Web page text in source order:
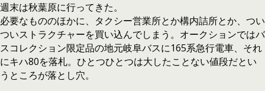
週末は秋葉原に行ってきた。
必要なもののほかに、タクシー営業所とか構内詰所とか、つい
ついストラクチャーを買い込んでしまう。オークションではバ
スコレクション限定品の地元岐阜バスに165系急行電車、それ
にキハ80を落札。ひとつひとつは大したことない値段だとい
うところが落とし穴。